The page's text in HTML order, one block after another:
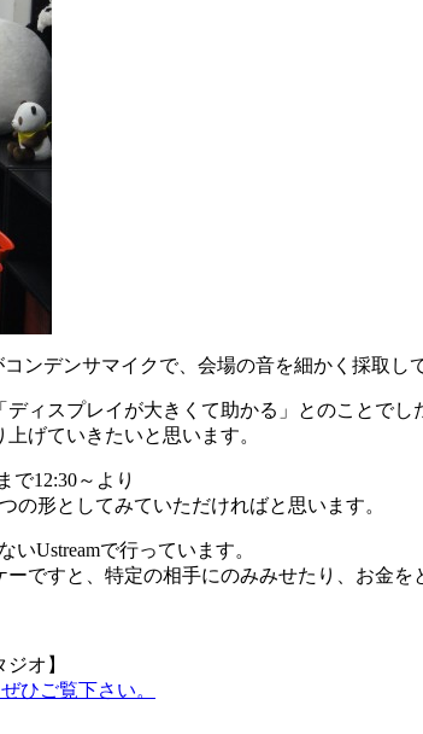
ンデンサマイクで、会場の音を細かく採取し
ィスプレイが大きくて助かる」とのことでし
げていきたいと思います。
で12:30～より
の形としてみていただければと思います。
いUstreamで行っています。
ですと、特定の相手にのみみせたり、お金を
オ】
ひご覧下さい。